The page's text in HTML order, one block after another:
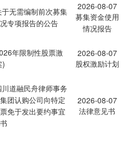
无需编制前次募集
专项报告的公告
2026-08-07
募集资金使用
情况报告
年限制性股票激
)
2026-08-07
股权激励计划
道融民舟律师事务
团认购公司向特定
免于发出要约事宜
2026-08-07
法律意见书